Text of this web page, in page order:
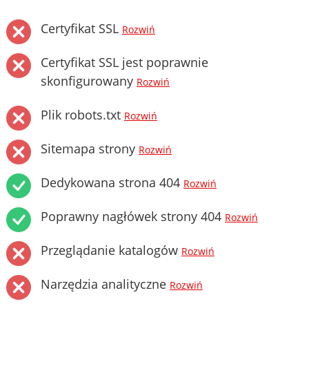
Certyfikat SSL Rozwiń
Certyfikat SSL jest poprawnie
skonfigurowany Rozwiń
Plik robots.txt Rozwiń
Sitemapa strony Rozwiń
Dedykowana strona 404 Rozwiń
Poprawny nagłówek strony 404 Rozwiń
Przeglądanie katalogów Rozwiń
Narzędzia analityczne Rozwiń